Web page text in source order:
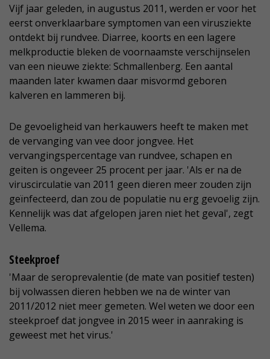
Vijf jaar geleden, in augustus 2011, werden er voor het
eerst onverklaarbare symptomen van een virusziekte
ontdekt bij rundvee. Diarree, koorts en een lagere
melkproductie bleken de voornaamste verschijnselen
van een nieuwe ziekte: Schmallenberg. Een aantal
maanden later kwamen daar misvormd geboren
kalveren en lammeren bij.
De gevoeligheid van herkauwers heeft te maken met
de vervanging van vee door jongvee. Het
vervangingspercentage van rundvee, schapen en
geiten is ongeveer 25 procent per jaar. 'Als er na de
viruscirculatie van 2011 geen dieren meer zouden zijn
geïnfecteerd, dan zou de populatie nu erg gevoelig zijn.
Kennelijk was dat afgelopen jaren niet het geval', zegt
Vellema.
Steekproef
'Maar de seroprevalentie (de mate van positief testen)
bij volwassen dieren hebben we na de winter van
2011/2012 niet meer gemeten. Wel weten we door een
steekproef dat jongvee in 2015 weer in aanraking is
geweest met het virus.'